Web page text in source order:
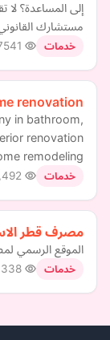
إلى المساعدة؟ لا
مستشارك
خدمات
renovation
in bathroom,
renovation
remodeling.
خدمات
مصرف قطر
الموقع الرسمي
خدمات